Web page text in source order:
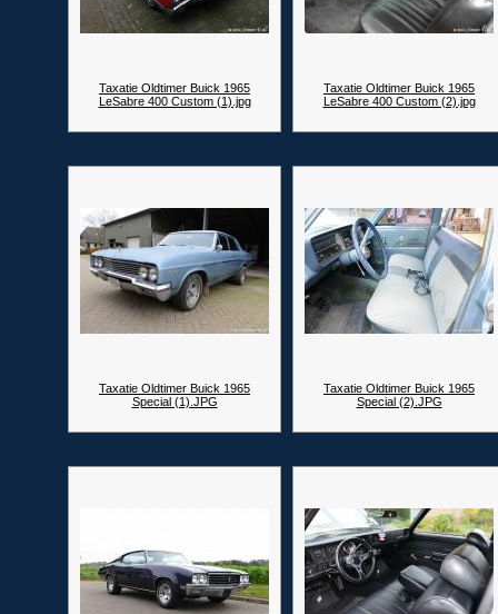
Taxatie Oldtimer Buick 1965
LeSabre 400 Custom (1).jpg
Taxatie Oldtimer Buick 1965
LeSabre 400 Custom (2).jpg
Taxatie Oldtimer Buick 1965
Special (1).JPG
Taxatie Oldtimer Buick 1965
Special (2).JPG